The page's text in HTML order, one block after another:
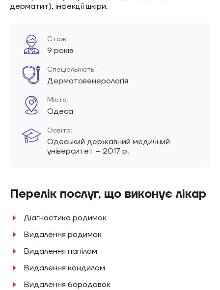
дерматит), інфекції шкіри.
Стаж:
9 років
Спеціальність:
Дерматовенерологія
Місто:
Одеса
Освіта:
Одеський державний медичний
університет – 2017 р.
Перелік послуг, що виконує лікар
Діагностика родимок
Видалення родимок
Видалення папілом
Видалення кондилом
Видалення бородавок